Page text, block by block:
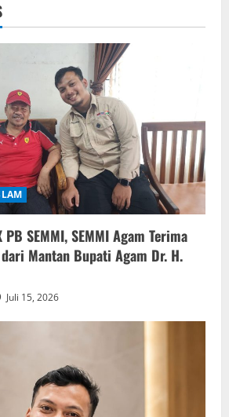
SEMMI, SEMMI Agam Terima
Mantan Bupati Agam Dr. H.
Juli 15, 2026